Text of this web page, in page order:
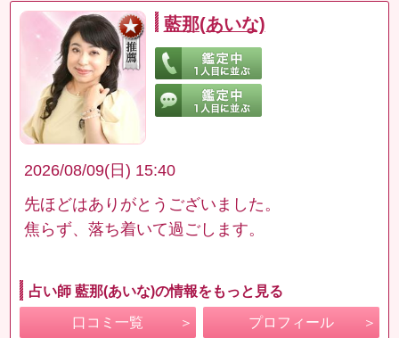
藍那(あいな)
2026/08/09(日) 15:40
先ほどはありがとうございました。
焦らず、落ち着いて過ごします。
占い師 藍那(あいな)の情報をもっと見る
口コミ一覧 プロフィール